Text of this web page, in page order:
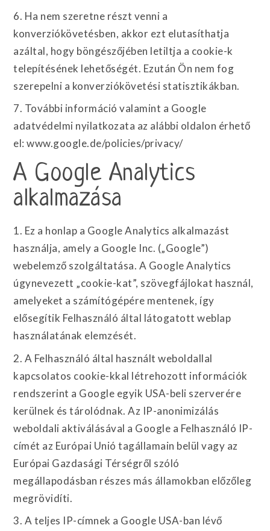
6. Ha nem szeretne részt venni a
konverziókövetésben, akkor ezt elutasíthatja
azáltal, hogy böngészőjében letiltja a cookie-k
telepítésének lehetőségét. Ezután Ön nem fog
szerepelni a konverziókövetési statisztikákban.
7. További információ valamint a Google
adatvédelmi nyilatkozata az alábbi oldalon érhető
el: www.google.de/policies/privacy/
A Google Analytics
alkalmazása
1. Ez a honlap a Google Analytics alkalmazást
használja, amely a Google Inc. („Google”)
webelemző szolgáltatása. A Google Analytics
úgynevezett „cookie-kat”, szövegfájlokat használ,
amelyeket a számítógépére mentenek, így
elősegítik Felhasználó által látogatott weblap
használatának elemzését.
2. A Felhasználó által használt weboldallal
kapcsolatos cookie-kkal létrehozott információk
rendszerint a Google egyik USA-beli szerverére
kerülnek és tárolódnak. Az IP-anonimizálás
weboldali aktiválásával a Google a Felhasználó IP-
címét az Európai Unió tagállamain belül vagy az
Európai Gazdasági Térségről szóló
megállapodásban részes más államokban előzőleg
megrövidíti.
3. A teljes IP-címnek a Google USA-ban lévő